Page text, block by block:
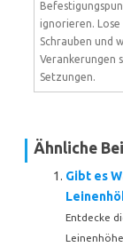
ignorieren. Lose
Schrauben und
Verankerungen
Setzungen.
Ähnliche
Gibt es
Entdecke